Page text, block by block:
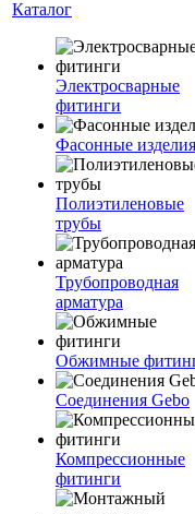
Каталог
Электросварные
фитинги
Фасонные изделия
Полиэтиленовые
трубы
Трубопроводная
арматура
Обжимные
Соединения Gebo
Компрессионные
фитинги